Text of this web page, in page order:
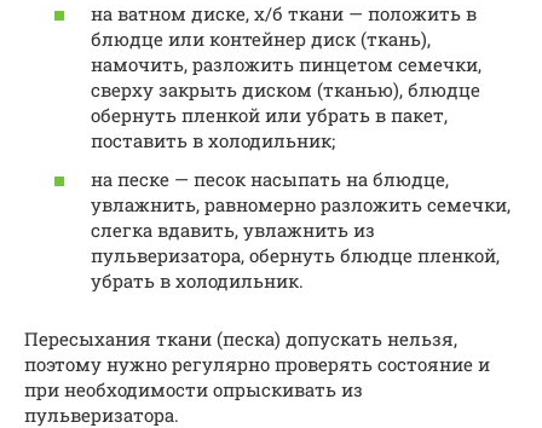
на ватном диске, х/б ткани — положить в
блюдце или контейнер диск (ткань),
намочить, разложить пинцетом семечки,
сверху закрыть диском (тканью), блюдце
обернуть пленкой или убрать в пакет,
поставить в холодильник;
на песке — песок насыпать на блюдце,
увлажнить, равномерно разложить семечки,
слегка вдавить, увлажнить из
пульверизатора, обернуть блюдце пленкой,
убрать в холодильник.
Пересыхания ткани (песка) допускать нельзя,
поэтому нужно регулярно проверять состояние и
при необходимости опрыскивать из
пульверизатора.